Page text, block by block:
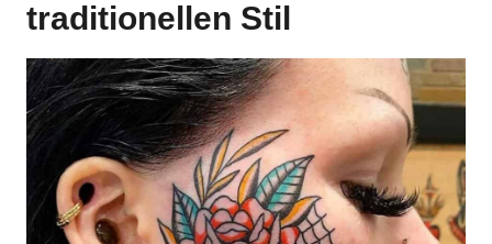
traditionellen Stil